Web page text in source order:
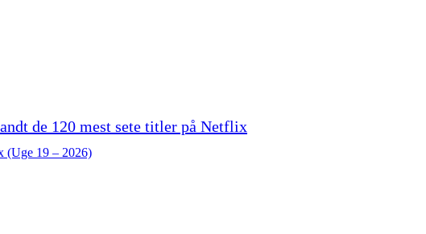
de 120 mest sete titler på Netflix